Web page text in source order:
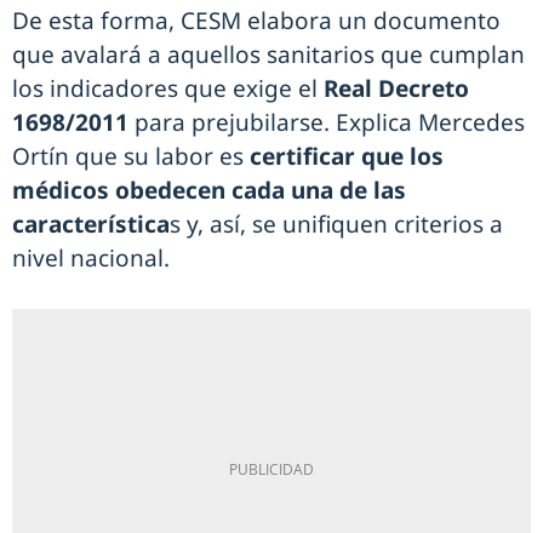
De esta forma, CESM elabora un documento
que avalará a aquellos sanitarios que cumplan
los indicadores que exige el Real Decreto
1698/2011 para prejubilarse. Explica Mercedes
Ortín que su labor es certificar que los
médicos obedecen cada una de las
características y, así, se unifiquen criterios a
nivel nacional.